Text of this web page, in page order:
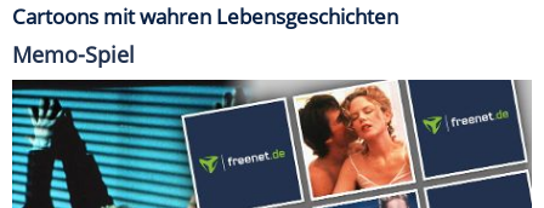
Cartoons mit wahren Lebensgeschichten
Memo-Spiel